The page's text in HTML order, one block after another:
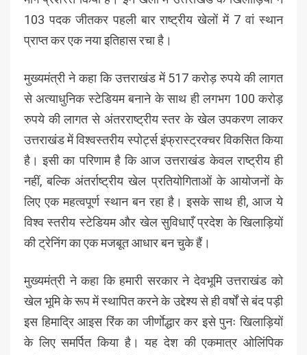
103 पदक जीतकर पहली बार राष्ट्रीय खेलों में 7 वां स्थान
प्राप्त कर एक नया इतिहास रचा है।
मुख्यमंत्री ने कहा कि उत्तराखंड में 517 करोड़ रुपये की लागत
से अत्याधुनिक स्टेडियम बनाने के साथ ही लगभग 100 करोड़
रुपये की लागत से अंतरराष्ट्रीय स्तर के खेल उपकरण लाकर
उत्तराखंड में विश्वस्तरीय स्पोर्ट्स इंफ्रास्ट्रक्चर विकसित किया
है। इसी का परिणाम है कि आज उत्तराखंड केवल राष्ट्रीय ही
नहीं, बल्कि अंतर्राष्ट्रीय खेल प्रतियोगिताओं के आयोजनों के
लिए एक महत्वपूर्ण स्थान बन रहा है। इसके साथ ही, आज ये
विश्व स्तरीय स्टेडियम और खेल सुविधाएँ प्रदेश के खिलाड़ियों
की ट्रेनिंग का एक मजबूत आधार बन चुके हैं।
मुख्यमंत्री ने कहा कि हमारी सरकार ने देवभूमि उत्तराखंड को
खेल भूमि के रूप में स्थापित करने के उद्देश्य से ही वर्षों से बंद पड़ी
इस हिमाद्रि आइस रिंक का जीर्णाेद्धार कर इसे पुनः खिलाड़ियों
के लिए समर्पित किया है। यह देश की एकमात्र ओलिंपिक